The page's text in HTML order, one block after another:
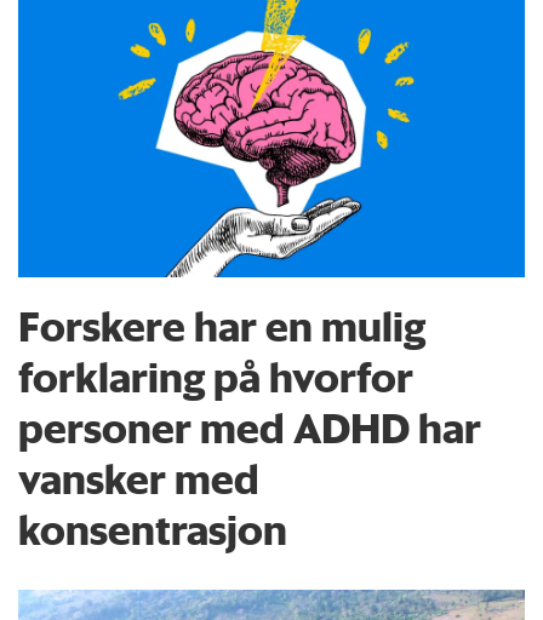
Forskere har en mulig
forklaring på hvorfor
personer med ADHD har
vansker med
konsentrasjon